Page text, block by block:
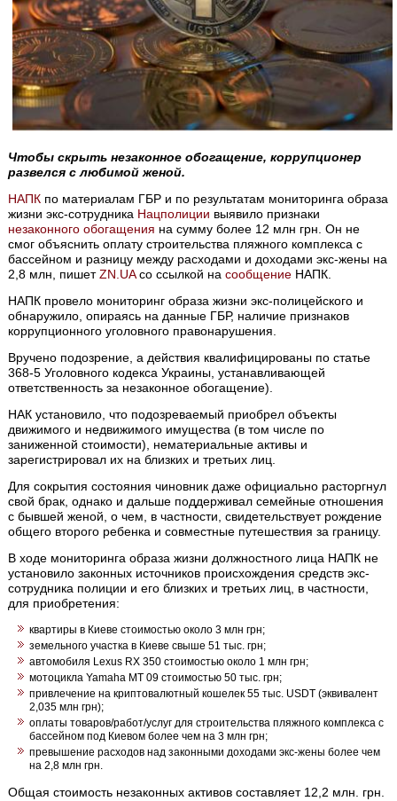
Чтобы скрыть незаконное обогащение, коррупционер
развелся с любимой женой.
НАПК по материалам ГБР и по результатам мониторинга образа
жизни экс-сотрудника Нацполиции выявило признаки
незаконного обогащения на сумму более 12 млн грн. Он не
смог объяснить оплату строительства пляжного комплекса с
бассейном и разницу между расходами и доходами экс-жены на
2,8 млн, пишетZN.UAсо ссылкой насообщение НАПК.
НАПК провело мониторинг образа жизни экс-полицейского и
обнаружило, опираясь на данные ГБР, наличие признаков
коррупционного уголовного правонарушения.
Вручено подозрение, а действия квалифицированы по статье
368-5 Уголовного кодекса Украины, устанавливающей
ответственность за незаконное обогащение).
НАК установило, что подозреваемый приобрел объекты
движимого и недвижимого имущества (в том числе по
заниженной стоимости), нематериальные активы и
зарегистрировал их на близких и третьих лиц.
Для сокрытия состояния чиновник даже официально расторгнул
свой брак, однако и дальше поддерживал семейные отношения
с бывшей женой, о чем, в частности, свидетельствует рождение
общего второго ребенка и совместные путешествия за границу.
В ходе мониторинга образа жизни должностного лица НАПК не
установило законных источников происхождения средств экс-
сотрудника полиции и его близких и третьих лиц, в частности,
для приобретения:
квартиры в Киеве стоимостью около 3 млн грн;
земельного участка в Киеве свыше 51 тыс. грн;
автомобиля Lexus RX 350 стоимостью около 1 млн грн;
мотоцикла Yamaha MT 09 стоимостью 50 тыс. грн;
привлечение на криптовалютный кошелек 55 тыс. USDT (эквивалент
2,035 млн грн);
оплаты товаров/работ/услуг для строительства пляжного комплекса с
бассейном под Киевом более чем на 3 млн грн;
превышение расходов над законными доходами экс-жены более чем
на 2,8 млн грн.
Общая стоимость незаконных активов составляет 12,2 млн. грн.